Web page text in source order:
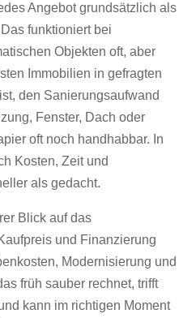
Angebot grundsätzlich als
funktioniert bei
Objekten oft, aber
Immobilien in gefragten
den Sanierungsaufwand
Fenster, Dach oder
oft noch handhabbar. In
Kosten, Zeit und
als gedacht.
Blick auf das
und Finanzierung
Modernisierung und
früh sauber rechnet, trifft
kann im richtigen Moment